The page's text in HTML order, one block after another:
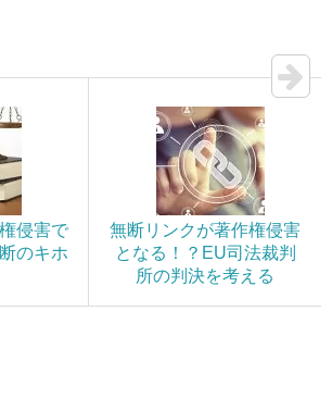
侵害で
のキホ
無断リンクが著作権侵害
となる！？EU司法裁判
所の判決を考える